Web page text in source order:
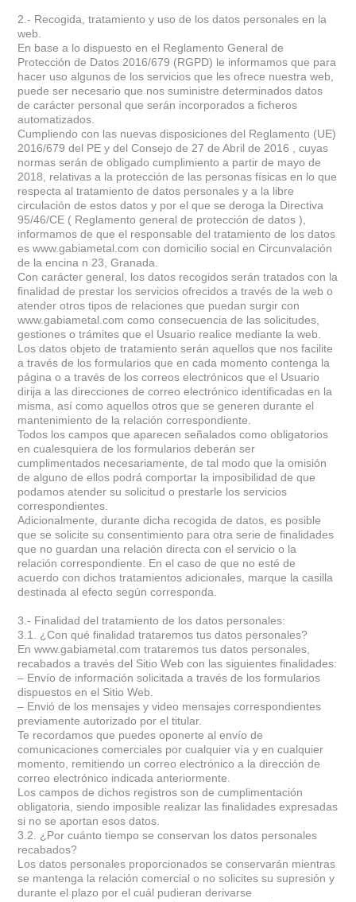
2.- Recogida, tratamiento y uso de los datos personales en la
web.
En base a lo dispuesto en el Reglamento General de
Protección de Datos 2016/679 (RGPD) le informamos que para
hacer uso algunos de los servicios que les ofrece nuestra web,
puede ser necesario que nos suministre determinados datos
de carácter personal que serán incorporados a ficheros
automatizados.
Cumpliendo con las nuevas disposiciones del Reglamento (UE)
2016/679 del PE y del Consejo de 27 de Abril de 2016 , cuyas
normas serán de obligado cumplimiento a partir de mayo de
2018, relativas a la protección de las personas físicas en lo que
respecta al tratamiento de datos personales y a la libre
circulación de estos datos y por el que se deroga la Directiva
95/46/CE ( Reglamento general de protección de datos ),
informamos de que el responsable del tratamiento de los datos
es www.gabiametal.com con domicilio social en Circunvalación
de la encina n 23, Granada.
Con carácter general, los datos recogidos serán tratados con la
finalidad de prestar los servicios ofrecidos a través de la web o
atender otros tipos de relaciones que puedan surgir con
www.gabiametal.com como consecuencia de las solicitudes,
gestiones o trámites que el Usuario realice mediante la web.
Los datos objeto de tratamiento serán aquellos que nos facilite
a través de los formularios que en cada momento contenga la
página o a través de los correos electrónicos que el Usuario
dirija a las direcciones de correo electrónico identificadas en la
misma, así como aquellos otros que se generen durante el
mantenimiento de la relación correspondiente.
Todos los campos que aparecen señalados como obligatorios
en cualesquiera de los formularios deberán ser
cumplimentados necesariamente, de tal modo que la omisión
de alguno de ellos podrá comportar la imposibilidad de que
podamos atender su solicitud o prestarle los servicios
correspondientes.
Adicionalmente, durante dicha recogida de datos, es posible
que se solicite su consentimiento para otra serie de finalidades
que no guardan una relación directa con el servicio o la
relación correspondiente. En el caso de que no esté de
acuerdo con dichos tratamientos adicionales, marque la casilla
destinada al efecto según corresponda.
3.- Finalidad del tratamiento de los datos personales:
3.1. ¿Con qué finalidad trataremos tus datos personales?
En www.gabiametal.com trataremos tus datos personales,
recabados a través del Sitio Web con las siguientes finalidades:
– Envío de información solicitada a través de los formularios
dispuestos en el Sitio Web.
– Envió de los mensajes y video mensajes correspondientes
previamente autorizado por el titular.
Te recordamos que puedes oponerte al envío de
comunicaciones comerciales por cualquier vía y en cualquier
momento, remitiendo un correo electrónico a la dirección de
correo electrónico indicada anteriormente.
Los campos de dichos registros son de cumplimentación
obligatoria, siendo imposible realizar las finalidades expresadas
si no se aportan esos datos.
3.2. ¿Por cuánto tiempo se conservan los datos personales
recabados?
Los datos personales proporcionados se conservarán mientras
se mantenga la relación comercial o no solicites su supresión y
durante el plazo por el cuál pudieran derivarse